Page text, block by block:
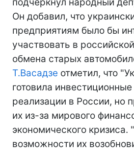
Он добавил, что
предприятиям было бы
участвовать в
обмена старых
Т.Васадзе отметил, что
готовила
реализации в России, но
их из-за мирового
экономического кризиса.
возможности их